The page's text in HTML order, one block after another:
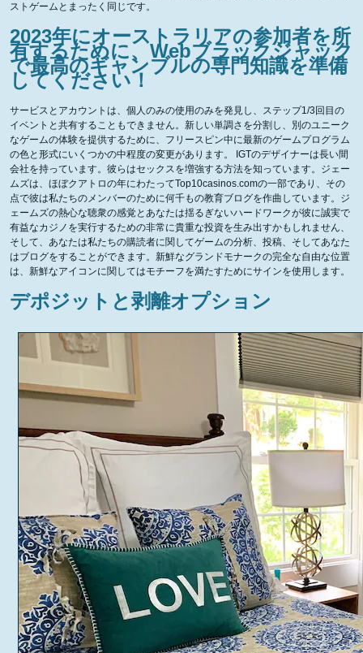
ストゲームとまったく同じです。
2023年にオーストラリアの参加者を所
有するために、Webブラックジャック
で最高のギャンブルの専門知識を準備
してください！
サービスとアカウントは、個人のみの使用のみを発見し、ステップ1/3回目の
イベントと共有することもできません。新しい単調さを分割し、別のユニーク
なゲームの体験を提供するために、フリースピン中に最新のゲームプログラム
の色と形式にいくつかの中程度の変更があります。 IGTのデザイナーは長い間
会社を持っています。彼らはセックスを増強する方法を知っています。ジェー
ムズは、ほぼクアトロの年にわたってTop10casinos.comの一部であり、その
点で彼は私たちのメンバーのために何千もの教育ブログを作曲しています。ジ
ェームズの熱心な聴衆の感覚とあなたは揺るぎないハードワークが彼に誠実で
有益なカジノを実行するための非常に貴重な投資を生み出すかもしれません、
そして、あなたは私たちの購読者に関してゲームの分析、投稿、そしてあなた
はブログをすることができます。新鮮なグランドモナークの完全な自由な位置
は、新鮮なアイコンに関してはモチーフを満たすためにサインを使用します。
デポジットと剥離オプション